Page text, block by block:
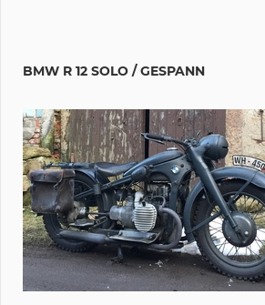
BMW R 12 SOLO / GESPANN